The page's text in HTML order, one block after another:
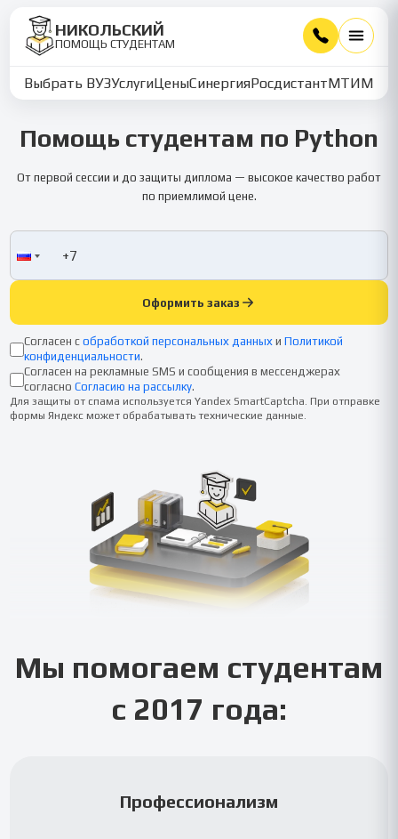
НИКОЛЬСКИЙ
ПОМОЩЬ СТУДЕНТАМ
Выбрать ВУЗУслугиЦеныСинергияРосдистантМТИММУ
Помощь студентам по Python
От первой сессии и до защиты диплома — высокое качество работ
по приемлимой цене.
Оформить заказ
Согласен с обработкой персональных данных и Политикой
конфиденциальности.
Согласен на рекламные SMS и сообщения в мессенджерах
согласно Согласию на рассылку.
Для защиты от спама используется Yandex SmartCaptcha. При отправке
формы Яндекс может обрабатывать технические данные.
Мы помогаем студентам
с 2017 года:
Профессионализм